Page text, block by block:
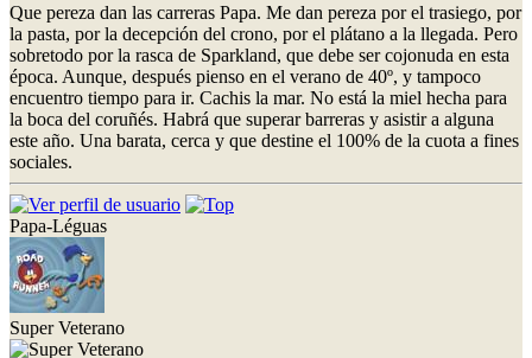
Que pereza dan las carreras Papa. Me dan pereza por el trasiego, por
la pasta, por la decepción del crono, por el plátano a la llegada. Pero
sobretodo por la rasca de Sparkland, que debe ser cojonuda en esta
época. Aunque, después pienso en el verano de 40º, y tampoco
encuentro tiempo para ir. Cachis la mar. No está la miel hecha para
la boca del coruñés. Habrá que superar barreras y asistir a alguna
este año. Una barata, cerca y que destine el 100% de la cuota a fines
sociales.
Papa-Léguas
Super Veterano